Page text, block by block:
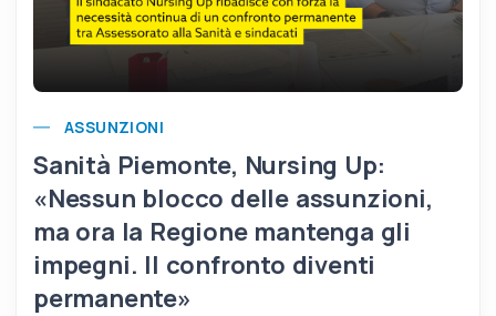
ASSUNZIONI
Sanità Piemonte, Nursing Up:
«Nessun blocco delle assunzioni,
ma ora la Regione mantenga gli
impegni. Il confronto diventi
permanente»